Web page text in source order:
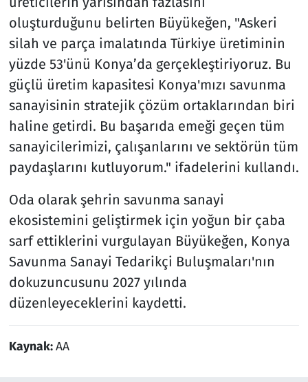
oluşturduğunu belirten Büyükeğen, "Askeri
silah ve parça imalatında Türkiye üretiminin
yüzde 53'ünü Konya’da gerçekleştiriyoruz. Bu
güçlü üretim kapasitesi Konya'mızı savunma
sanayisinin stratejik çözüm ortaklarından biri
haline getirdi. Bu başarıda emeği geçen tüm
sanayicilerimizi, çalışanlarını ve sektörün tüm
paydaşlarını kutluyorum." ifadelerini kullandı.
Oda olarak şehrin savunma sanayi
ekosistemini geliştirmek için yoğun bir çaba
sarf ettiklerini vurgulayan Büyükeğen, Konya
Savunma Sanayi Tedarikçi Buluşmaları'nın
dokuzuncusunu 2027 yılında
düzenleyeceklerini kaydetti.
Kaynak:AA